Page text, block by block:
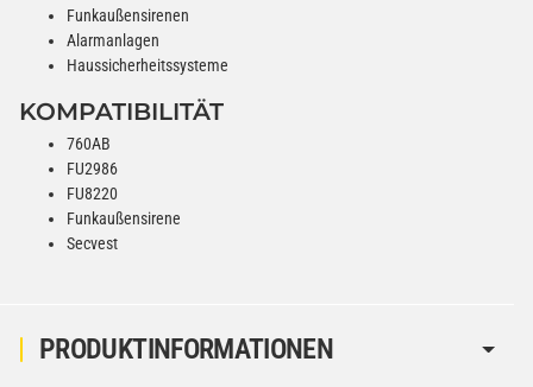
PRODUKTINFORMATIONEN
Funkaußensirenen
Alarmanlagen
Haussicherheitssysteme
KOMPATIBILITÄT
760AB
FU2986
FU8220
Funkaußensirene
Secvest